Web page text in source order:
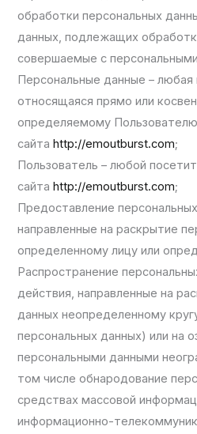
обработки персональных
данных, подлежащих
совершаемые с
Персональные данные –
относящаяся прямо или
определяемому
сайтаhttp://emoutburst.com;
Пользователь – любой
сайтаhttp://emoutburst.com;
Предоставление
направленные на раскрытие
определенному лицу или
Распространение
действия, направленные на
данных неопределенному
персональных данных) или на
персональными данными
том числе обнародование
средствах массовой
информационно-